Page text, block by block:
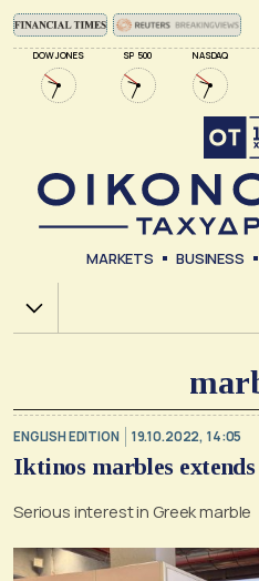
DOW JONES SP 500 NASDAQ
MARKETS BUSINESS
Χ.Α.
ENGLISH EDITION 19.10.2022, 14:05
Iktinos marbles
Serious interest in Greek marble